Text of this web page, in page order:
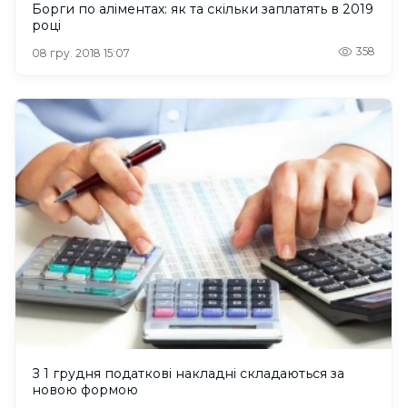
Борги по аліментах: як та скільки заплатять в 2019
році
08 гру. 2018 15:07 358
З 1 грудня податкові накладні складаються за
новою формою